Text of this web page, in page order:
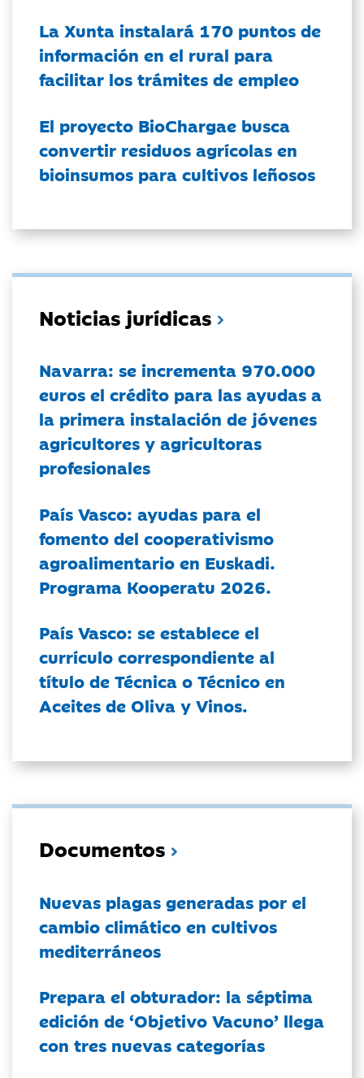
La Xunta instalará 170 puntos de
información en el rural para
facilitar los trámites de empleo
El proyecto BioChargae busca
convertir residuos agrícolas en
bioinsumos para cultivos leñosos
Noticias jurídicas
Navarra: se incrementa 970.000
euros el crédito para las ayudas a
la primera instalación de jóvenes
agricultores y agricultoras
profesionales
País Vasco: ayudas para el
fomento del cooperativismo
agroalimentario en Euskadi.
Programa Kooperatu 2026.
País Vasco: se establece el
currículo correspondiente al
título de Técnica o Técnico en
Aceites de Oliva y Vinos.
Documentos
Nuevas plagas generadas por el
cambio climático en cultivos
mediterráneos
Prepara el obturador: la séptima
edición de ‘Objetivo Vacuno’ llega
con tres nuevas categorías